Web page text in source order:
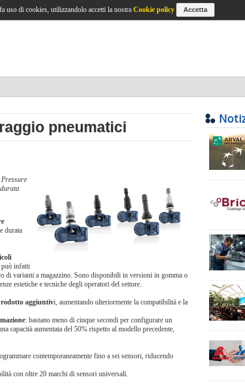
pneumatici
durata
può infatti
di varianti a magazzino. Sono disponibili in versioni in gomma o
estetiche e tecniche degli operatori del settore.
aggiuntivi, aumentando ulteriormente la compatibilità e la
: bastano meno di cinque secondi per configurare un
capacità aumentata del 50% rispetto al modello precedente,
contemporaneamente fino a sei sensori, riducendo
con oltre 20 marchi di sensori universali.
uso di cookies, utilizzandolo accetti la nostra Cookie policy Accetta